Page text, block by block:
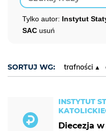
Tylko autor: Instytut
SAC usuń
SORTUJ WG: trafności
INSTYTUT
Diecezja